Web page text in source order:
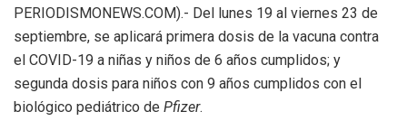
PERIODISMONEWS.COM).- Del lunes 19 al viernes 23 de
septiembre, se aplicará primera dosis de la vacuna contra
el COVID-19 a niñas y niños de 6 años cumplidos; y
segunda dosis para niños con 9 años cumplidos con el
biológico pediátrico de Pfizer.